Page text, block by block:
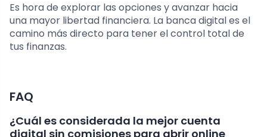
Es hora de explorar las opciones y avanzar hacia
una mayor libertad financiera. La banca digital es el
camino más directo para tener el control total de
tus finanzas.
FAQ
¿Cuál es considerada la mejor cuenta
digital sin comisiones para abrir online